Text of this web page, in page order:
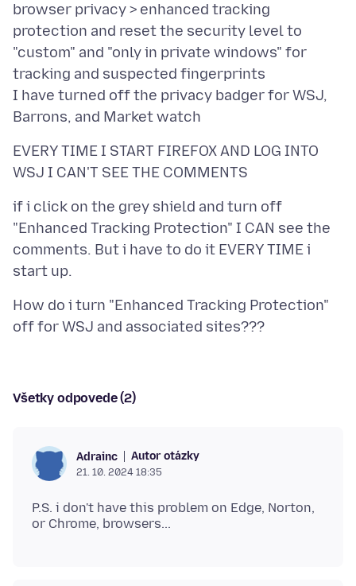
browser privacy > enhanced tracking
protection and reset the security level to
"custom" and "only in private windows" for
tracking and suspected fingerprints
I have turned off the privacy badger for WSJ,
EVERY TIME I START FIREFOX AND LOG INTO
if i click on the grey shield and turn off
"Enhanced Tracking Protection" I CAN see the
comments. But i have to do it EVERY TIME i
How do i turn "Enhanced Tracking Protection"
Všetky odpovede (2)
Adrainc Autor otázky
21. 10. 2024 18:35
P.S. i don't have this problem on Edge, Norton,